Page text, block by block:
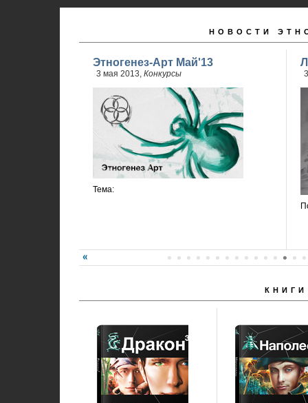
НОВОСТИ
Этногенез-Арт Май'13
3 мая 2013, Конкурсы
Тема:
КНИГИ